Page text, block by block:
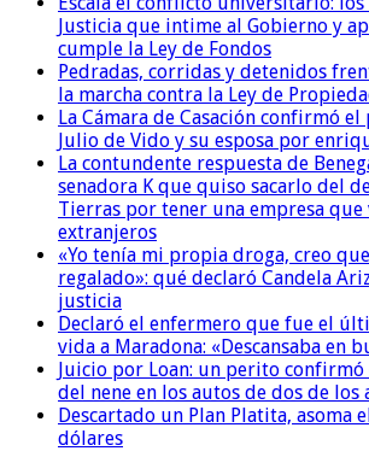
Justicia que intime al Gobierno y
cumple la Ley de Fondos
Pedradas, corridas y detenidos
la marcha contra la Ley de
La Cámara de Casación confirmó
Julio de Vido y su esposa por
La contundente respuesta de
senadora K que quiso sacarlo del
Tierras por tener una empresa que
extranjeros
«Yo tenía mi propia droga, creo
regalado»: qué declaró Candela
justicia
Declaró el enfermero que fue el
vida a Maradona: «Descansaba en
Juicio por Loan: un perito
del nene en los autos de dos de los
Descartado un Plan Platita, asoma
dólares